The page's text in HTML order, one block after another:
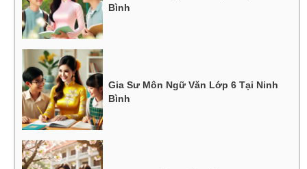
Bình
Gia Sư Môn Ngữ Văn Lớp 6 Tại Ninh
Bình